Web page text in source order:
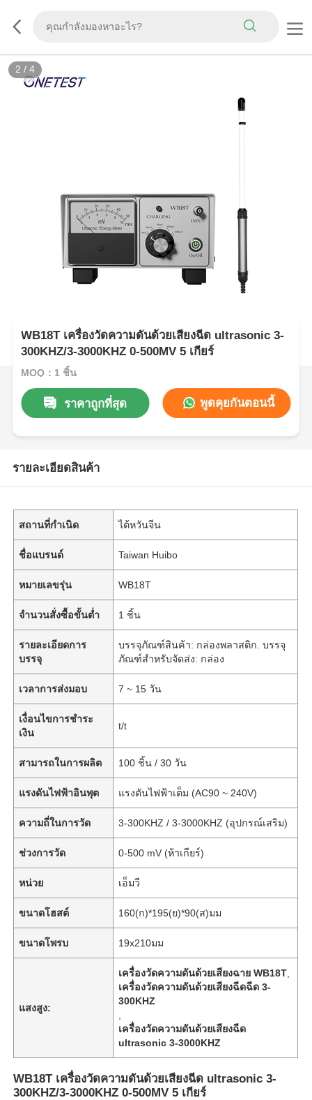
2 / 4
WB18T เครื่องวัดความดันด้วยเสียงฉีด ultrasonic 3-
300KHZ/3-3000KHZ 0-500MV 5 เกียร์
MOQ：1 ชิ้น
ราคาถูกที่สุด พูดคุยกันตอนนี้
รายละเอียดสินค้า
สถานที่กำเนิด ไต้หวันจีน
ชื่อแบรนด์ Taiwan Huibo
หมายเลขรุ่น WB18T
จำนวนสั่งซื้อขั้นต่ำ 1 ชิ้น
รายละเอียดการ
บรรจุ
บรรจุภัณฑ์สินค้า: กล่องพลาสติก. บรรจุ
ภัณฑ์สำหรับจัดส่ง: กล่อง
เวลาการส่งมอบ 7 ~ 15 วัน
เงื่อนไขการชำระ
เงิน
t/t
สามารถในการผลิต 100 ชิ้น / 30 วัน
แรงดันไฟฟ้าอินพุต แรงดันไฟฟ้าเต็ม (AC90 ~ 240V)
ความถี่ในการวัด 3-300KHZ / 3-3000KHZ (อุปกรณ์เสริม)
ช่วงการวัด 0-500 mV (ห้าเกียร์)
หน่วย เอ็มวี
ขนาดโฮสต์ 160(ก)*195(ย)*90(ส)มม
ขนาดโพรบ 19x210มม
แสงสูง:
เครื่องวัดความดันด้วยเสียงฉาย WB18T
เครื่องวัดความดันด้วยเสียงฉีดฉีด 3-
300KHZ
เครื่องวัดความดันด้วยเสียงฉีด
ultrasonic 3-3000KHZ
WB18T เครื่องวัดความดันด้วยเสียงฉีด ultrasonic 3-
300KHZ/3-3000KHZ 0-500MV 5 เกียร์